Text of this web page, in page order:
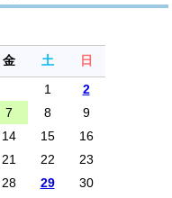
金 土 日
1
2
7 8
9
14 15
16
21 22
23
28 29
30